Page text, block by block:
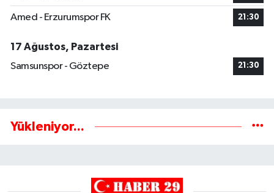
Amed - Erzurumspor FK 21:30
17 Ağustos, Pazartesi
Samsunspor - Göztepe
21:30
Yükleniyor...